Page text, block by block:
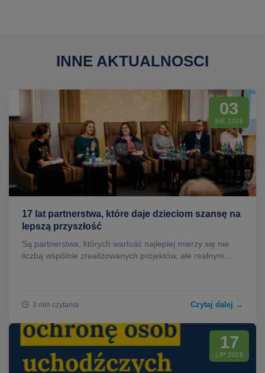
INNE AKTUALNOSCI
03
SIE 2026
17 lat partnerstwa, które daje dzieciom szansę na
lepszą przyszłość
Są partnerstwa, których wartość najlepiej mierzy się nie
liczbą wspólnie zrealizowanych projektów, ale realnym...
3 min czytania Czytaj dalej →
17
LIP 2026